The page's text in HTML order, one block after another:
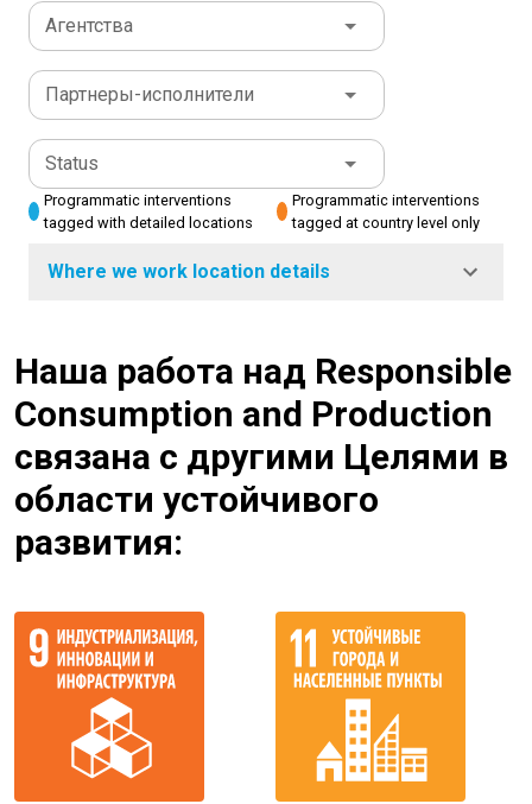
Агентства
Партнеры-исполнители
Status
Programmatic interventions
tagged with detailed locations
Programmatic interventions
tagged at country level only
Where we work location details
Наша работа над Responsible
Consumption and Production
связана с другими Целями в
области устойчивого
развития: